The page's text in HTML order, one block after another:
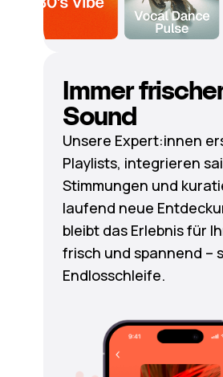
Immer
Sound
Unsere Expert:innen
Playlists, integrieren
Stimmungen und
laufend neue
bleibt das Erlebnis für
frisch und spannend –
Endlosschleife.